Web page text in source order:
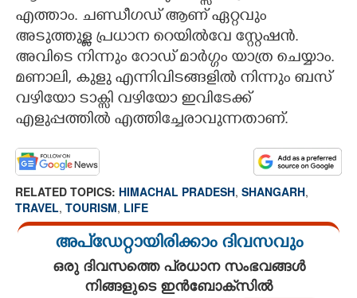
എത്താം. ചണ്ഡീഗഡ് ആണ് ഏറ്റവും
അടുത്തുള്ള പ്രധാന റെയിൽവേ സ്റ്റേഷൻ.
അവിടെ നിന്നും റോഡ് മാർഗ്ഗം യാത്ര ചെയ്യാം.
മണാലി, കുളു എന്നിവിടങ്ങളിൽ നിന്നും ബസ്
വഴിയോ ടാക്സി വഴിയോ ഇവിടേക്ക്
എളുപ്പത്തിൽ എത്തിച്ചേരാവുന്നതാണ്.
RELATED TOPICS: HIMACHAL PRADESH, SHANGARH,
TRAVEL, TOURISM, LIFE
അപ്ഡേറ്റായിരിക്കാം ദിവസവും
ഒരു ദിവസത്തെ പ്രധാന സംഭവങ്ങൾ
നിങ്ങളുടെ ഇൻബോക്സിൽ